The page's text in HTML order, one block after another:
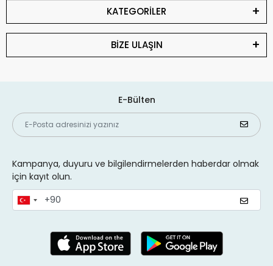
KATEGORİLER
BİZE ULAŞIN
E-Bülten
Kampanya, duyuru ve bilgilendirmelerden haberdar olmak
için kayıt olun.